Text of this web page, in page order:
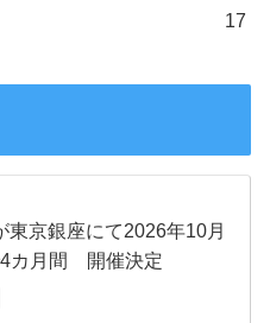
17
京銀座にて2026年10月
4カ月間 開催決定